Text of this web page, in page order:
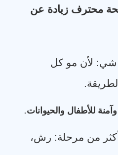
محترف زيادة عن
شي: لأن مو كل
.
للأطفال والحيوانات.
من مرحلة: رش،